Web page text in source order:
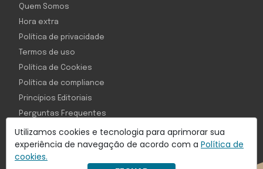
Utilizamos cookies e tecnologia para aprimorar sua
experiência de navegação de acordo com a Política de
cookies.
Com inteligência e tecnologia:
Quem Somos
Hora extra
Política de privacidade
Termos de uso
Política de Cookies
Política de compliance
Princípios Editoriais
Perguntas Frequentes